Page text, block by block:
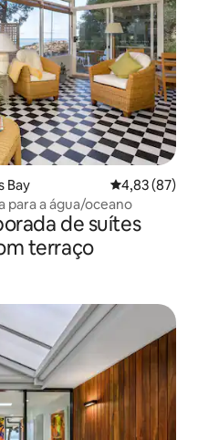
Bay 4,83 de uma
4,83 (87)
para a água/oceano
de suítes
terraço
hóspedes